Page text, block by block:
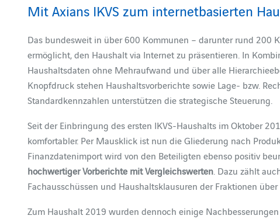
Mit Axians IKVS zum internetbasierten
Das bundesweit in über 600 Kommunen – darunter rund 200
ermöglicht, den Haushalt via Internet zu präsentieren. In
Haushaltsdaten ohne Mehraufwand und über alle
Knopfdruck stehen Haushaltsvorberichte sowie Lage- bzw.
Standardkennzahlen unterstützen die strategische Steuerung.
Seit der Einbringung des ersten IKVS-Haushalts im Oktober
komfortabler. Per Mausklick ist nun die Gliederung nach
Finanzdatenimport wird von den Beteiligten ebenso positiv
hochwertiger Vorberichte mit Vergleichswerten . Dazu zählt
Fachausschüssen und Haushaltsklausuren der Fraktionen
Zum Haushalt 2019 wurden dennoch einige